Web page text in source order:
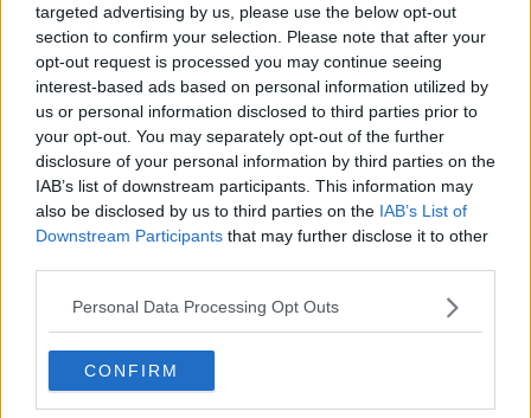
targeted advertising by us, please use the below opt-out
section to confirm your selection. Please note that after your
opt-out request is processed you may continue seeing
interest-based ads based on personal information utilized by
us or personal information disclosed to third parties prior to
your opt-out. You may separately opt-out of the further
disclosure of your personal information by third parties on the
IAB’s list of downstream participants. This information may
also be disclosed by us to third parties on the IAB’s List of
Downstream Participants that may further disclose it to other
Personal Data Processing Opt Outs
CONFIRM
Siena13,52% - 30,67%
Campi Bisenzio8,68% - 20,79%
Pescia11,32% - 25,91%
Pietrasanta13,02% - 29,02%
Prossimo rilevamento per l'affluenza previsto alle 23.
Ballottaggi in Toscana - Vademecum
domanilunedì 29 Maggio dalle 7 alle 15. Lo spoglio delle schede
partirà alle 15.
Come si vota
Al seggio l'elettore deve presentarsi munito di